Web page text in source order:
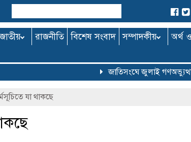
জাতীয় রাজনীতি বিশেষ সংবাদ সম্পাদকীয় অর্থ
জাতিসংঘে জুলাই গণঅভ্যুত্থান
যা থাকছে